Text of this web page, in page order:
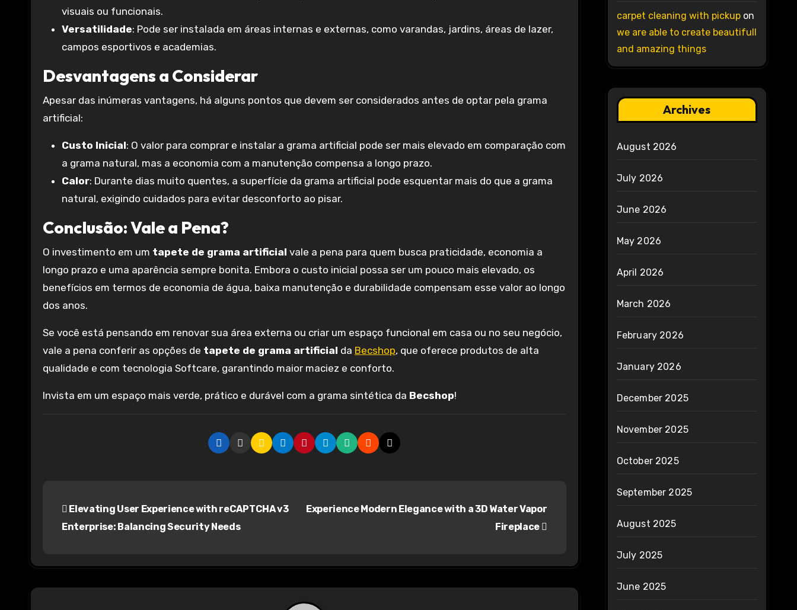
visuais ou funcionais.
Versatilidade: Pode ser instalada em áreas internas e externas, como varandas, jardins, áreas de lazer,
campos esportivos e academias.
Desvantagens a Considerar
Apesar das inúmeras vantagens, há alguns pontos que devem ser considerados antes de optar pela grama
artificial:
Custo Inicial: O valor para comprar e instalar a grama artificial pode ser mais elevado em comparação com
a grama natural, mas a economia com a manutenção compensa a longo prazo.
Calor: Durante dias muito quentes, a superfície da grama artificial pode esquentar mais do que a grama
natural, exigindo cuidados para evitar desconforto ao pisar.
Conclusão: Vale a Pena?
O investimento em um tapete de grama artificial vale a pena para quem busca praticidade, economia a
longo prazo e uma aparência sempre bonita. Embora o custo inicial possa ser um pouco mais elevado, os
benefícios em termos de economia de água, baixa manutenção e durabilidade compensam esse valor ao longo
dos anos.
Se você está pensando em renovar sua área externa ou criar um espaço funcional em casa ou no seu negócio,
vale a pena conferir as opções de tapete de grama artificial da Becshop, que oferece produtos de alta
qualidade e com tecnologia Softcare, garantindo maior maciez e conforto.
Invista em um espaço mais verde, prático e durável com a grama sintética da Becshop!
t
n
Elevating User Experience with reCAPTCHA v3
Enterprise: Balancing Security Needs
Experience Modern Elegance with a 3D Water Vapor
Fireplace
carpet cleaning with pickupon
we are able to create beautifull
and amazing things
Archives
August 2026
July 2026
June 2026
May 2026
April 2026
March 2026
February 2026
January 2026
December 2025
November 2025
October 2025
September 2025
August 2025
July 2025
June 2025